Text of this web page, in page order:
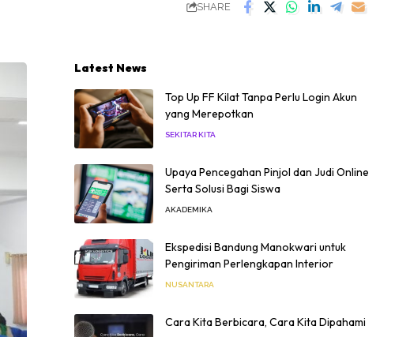
SHARE
Latest News
Top Up FF Kilat Tanpa Perlu Login Akun
yang Merepotkan
SEKITAR KITA
Upaya Pencegahan Pinjol dan Judi Online
Serta Solusi Bagi Siswa
AKADEMIKA
Ekspedisi Bandung Manokwari untuk
Pengiriman Perlengkapan Interior
NUSANTARA
Cara Kita Berbicara, Cara Kita Dipahami